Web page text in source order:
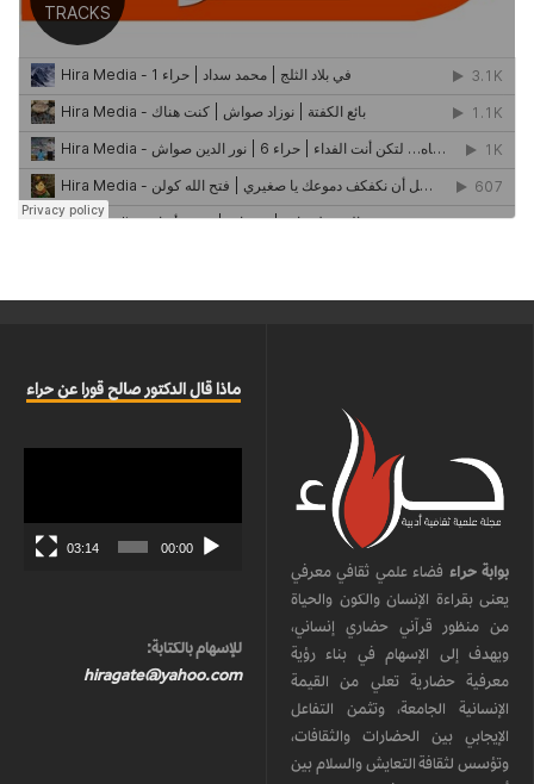
بوابة حراء فضاء علمي ثقافي معرفي
يعنى بقراءة الإنسان والكون والحياة
من منظور قرآني حضاري إنساني،
ويهدف إلى الإسهام في بناء رؤية
معرفية حضارية تعلي من القيمة
الإنسانية الجامعة، وتثمن التفاعل
الإيجابي بين الحضارات والثقافات،
وتؤسس لثقافة التعايش والسلام بين
ماذا قال الدكتور صالح قورا عن حراء
00:00
03:14
للإسهام بالكتابة:
hiragate@yahoo.com